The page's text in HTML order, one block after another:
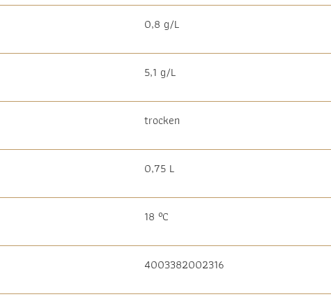
0,8 g/L
5,1 g/L
trocken
0,75 L
18 °C
4003382002316